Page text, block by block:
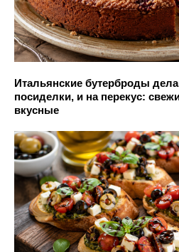
Итальянские бутерброды
посиделки, и на перекус:
вкусные